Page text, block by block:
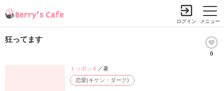
メニュー
ログイン
狂ってます
0
恋愛(キケン・ダーク)
トッポッキ ／著